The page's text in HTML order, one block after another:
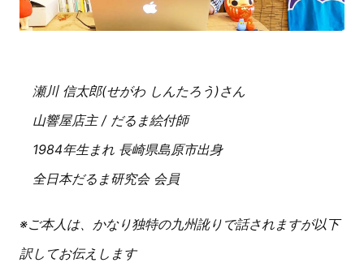
瀬川 信太郎(せがわ しんたろう)さん
山響屋店主 / だるま絵付師
1984年生まれ 長崎県島原市出身
全日本だるま研究会 会員
※ご本人は、かなり独特の九州訛りで話されますが以下
訳してお伝えします